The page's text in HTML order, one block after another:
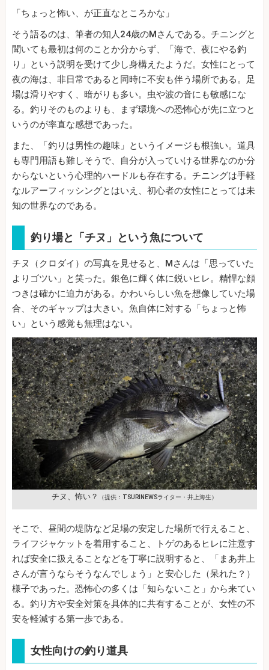
「ちょっと怖い、が正直なところかな」
そう語るのは、筆者の知人24歳のMさんである。チニングと
聞いても最初は何のことか分からず、「海で、夜にやる釣
り」という説明を受けて少し身構えたようだ。女性にとって
夜の海は、非日常であると同時に不安も伴う場所である。足
場は滑りやすく、暗がりも多い。虫や波の音にも敏感にな
る。釣りそのものよりも、まず環境への恐怖心が先に立つと
いうのが率直な感想であった。
また、「釣りは男性の趣味」というイメージも根強い。道具
も専門用語も難しそうで、自分が入っていける世界なのか分
からないという心理的ハードルも存在する。チニングは手軽
なルアーフィッシングとはいえ、初心者の女性にとっては未
知の世界なのである。
釣り場と「チヌ」という魚について
チヌ（クロダイ）の写真を見せると、Mさんは「思っていた
よりゴツい」と笑った。銀色に輝く体に鋭いヒレ。精悍な顔
つきは確かに迫力がある。かわいらしい魚を想像していた場
合、そのギャップは大きい。魚自体に対する「ちょっと怖
い」という感覚も無理はない。
チヌ、怖い？ （提供：TSURINEWSライター・井上海生）
そこで、昼間の堤防など足場の安定した場所で行えること、
ライフジャケットを着用すること、トゲのあるヒレに注意す
れば安全に扱えることなどを丁寧に説明すると、「まあ井上
さんが言うならそうなんでしょう」と安心した（呆れた？）
様子であった。恐怖心の多くは「知らないこと」から来てい
る。釣り方や安全対策を具体的に共有することが、女性の不
安を軽減する第一歩である。
女性向けの釣り道具